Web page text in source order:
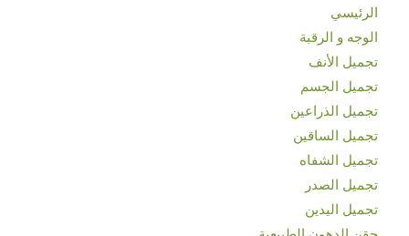
الرئيسي
الوجه و الرقبة
تجميل الأنف
تجميل الجسم
تجميل الذراعين
تجميل الساقين
تجميل الشفاه
تجميل الصدر
تجميل اليدين